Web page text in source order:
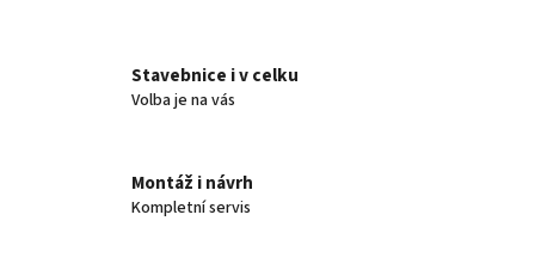
Stavebnice i v celku
Volba je na vás
Montáž i návrh
Kompletní servis